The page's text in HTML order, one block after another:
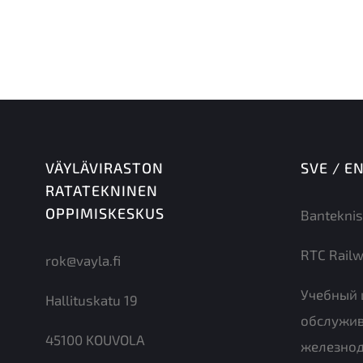
VÄYLÄVIRASTON
RATATEKNINEN
OPPIMISKESKUS
rok@vayla.fi
Hallituskatu 19
45100 KOUVOLA
SVE /
RTC
Учебный